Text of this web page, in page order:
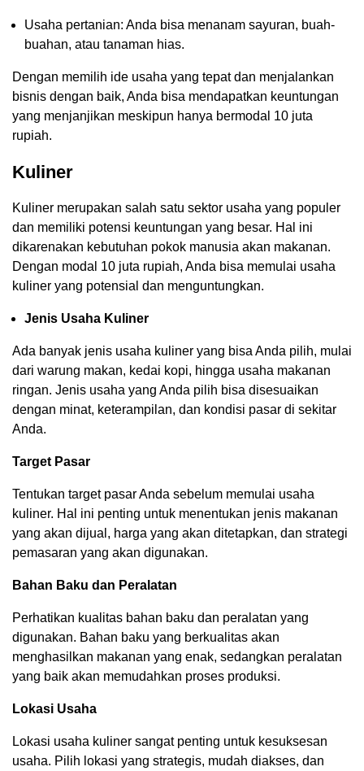
Usaha pertanian: Anda bisa menanam sayuran, buah-
buahan, atau tanaman hias.
Dengan memilih ide usaha yang tepat dan menjalankan
bisnis dengan baik, Anda bisa mendapatkan keuntungan
yang menjanjikan meskipun hanya bermodal 10 juta
rupiah.
Kuliner
Kuliner merupakan salah satu sektor usaha yang populer
dan memiliki potensi keuntungan yang besar. Hal ini
dikarenakan kebutuhan pokok manusia akan makanan.
Dengan modal 10 juta rupiah, Anda bisa memulai usaha
kuliner yang potensial dan menguntungkan.
Jenis Usaha Kuliner
Ada banyak jenis usaha kuliner yang bisa Anda pilih, mulai
dari warung makan, kedai kopi, hingga usaha makanan
ringan. Jenis usaha yang Anda pilih bisa disesuaikan
dengan minat, keterampilan, dan kondisi pasar di sekitar
Anda.
Target Pasar
Tentukan target pasar Anda sebelum memulai usaha
kuliner. Hal ini penting untuk menentukan jenis makanan
yang akan dijual, harga yang akan ditetapkan, dan strategi
pemasaran yang akan digunakan.
Bahan Baku dan Peralatan
Perhatikan kualitas bahan baku dan peralatan yang
digunakan. Bahan baku yang berkualitas akan
menghasilkan makanan yang enak, sedangkan peralatan
yang baik akan memudahkan proses produksi.
Lokasi Usaha
Lokasi usaha kuliner sangat penting untuk kesuksesan
usaha. Pilih lokasi yang strategis, mudah diakses, dan